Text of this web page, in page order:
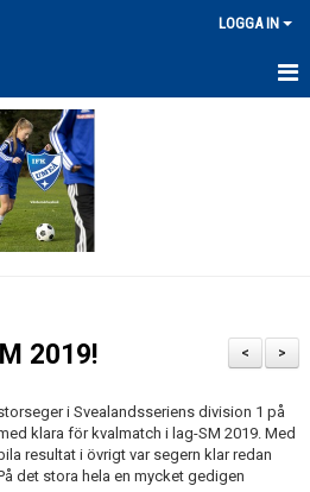
LOGGA IN
>
<
2019!
i Svealandsseriens division 1 på
klara för kvalmatch i lag-SM 2019. Med
resultat i övrigt var segern klar redan
det stora hela en mycket gedigen